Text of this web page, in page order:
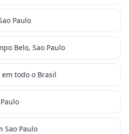
Paulo
Belo, Sao Paulo
todo o Brasil
Sao Paulo